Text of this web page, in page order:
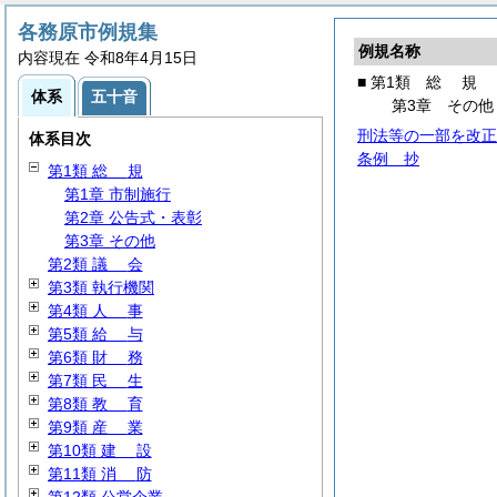
例規名称
■ 第1類 総 規
第3章 その他
刑法等の一部を改
条例 抄
各務原市例規集
内容現在 令和8年4月15日
体系 五十音
体系目次
第1類 総 規
第1章 市制施行
第2章 公告式・表彰
第3章 その他
第2類 議 会
第3類 執行機関
第4類 人 事
第5類 給 与
第6類 財 務
第7類 民 生
第8類 教 育
第9類 産 業
第10類 建 設
第11類 消 防